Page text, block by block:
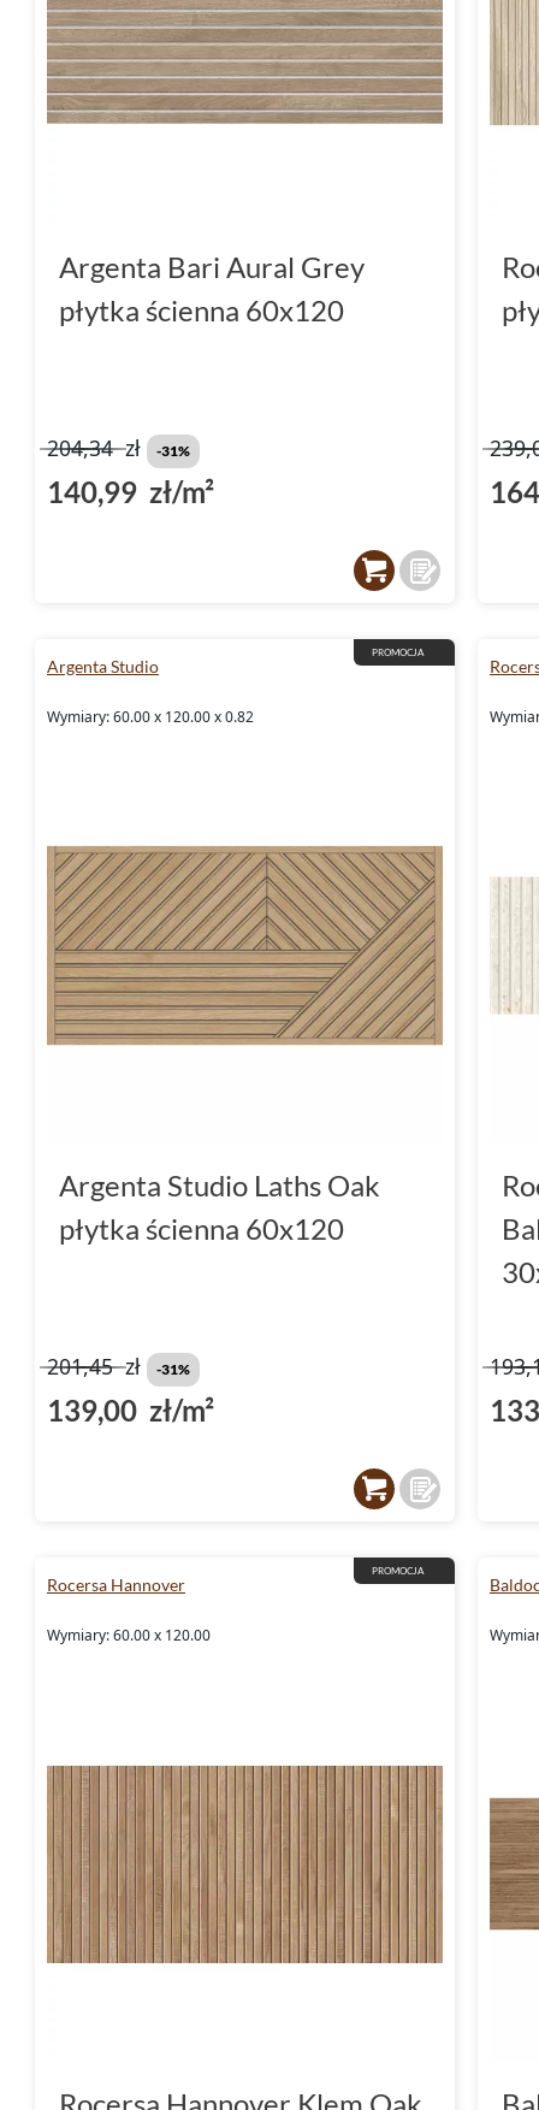
Argenta Bari Aural Grey
płytka ścienna 60x120
204,34zł -31%
140,99 zł/m²
PROMOCJA
Argenta Studio
Wymiary: 60.00 x 120.00 x 0.82
Argenta Studio Laths Oak
płytka ścienna 60x120
201,45zł -31%
139,00 zł/m²
PROMOCJA
Rocersa Hannover
Wymiary: 60.00 x 120.00
Rocersa Hannover Klem Oak